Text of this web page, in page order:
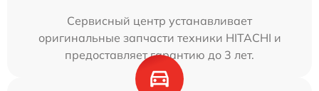
Сервисный центр устанавливает
оригинальные запчасти техники HITACHI и
предоставляет гарантию до 3 лет.